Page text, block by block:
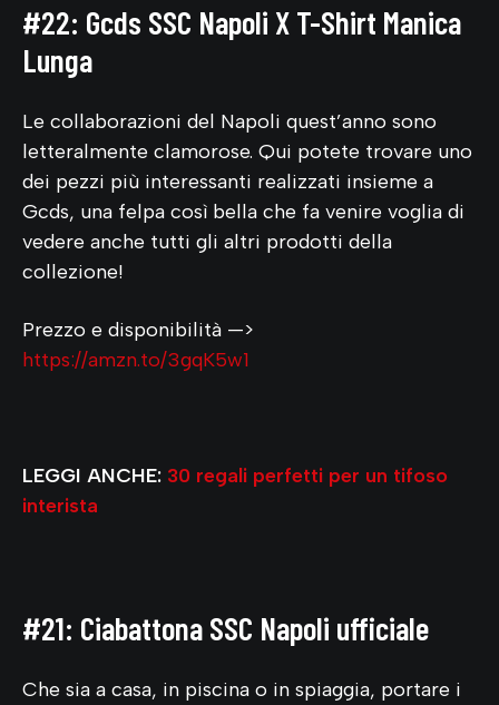
#22: Gcds SSC Napoli X T-Shirt Manica
Lunga
Le collaborazioni del Napoli quest’anno sono
letteralmente clamorose. Qui potete trovare uno
dei pezzi più interessanti realizzati insieme a
Gcds, una felpa così bella che fa venire voglia di
vedere anche tutti gli altri prodotti della
collezione!
Prezzo e disponibilità —>
https://amzn.to/3gqK5w1
LEGGI ANCHE: 30 regali perfetti per un tifoso
interista
#21: Ciabattona SSC Napoli ufficiale
Che sia a casa, in piscina o in spiaggia, portare i